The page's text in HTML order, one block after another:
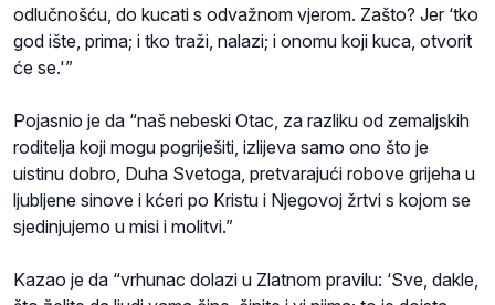
odlučnošću, do kucati s odvažnom vjerom. Zašto? Jer ‘tko
god ište, prima; i tko traži, nalazi; i onomu koji kuca, otvorit
će se.'”
Pojasnio je da “naš nebeski Otac, za razliku od zemaljskih
roditelja koji mogu pogriješiti, izlijeva samo ono što je
uistinu dobro, Duha Svetoga, pretvarajući robove grijeha u
ljubljene sinove i kćeri po Kristu i Njegovoj žrtvi s kojom se
sjedinjujemo u misi i molitvi.”
Kazao je da “vrhunac dolazi u Zlatnom pravilu: ‘Sve, dakle,